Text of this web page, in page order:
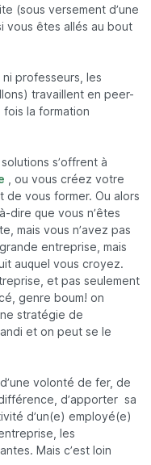
(sous versement d’une
vous êtes allés au bout
ni professeurs, les
) travaillent en peer-
fois la formation
s’offrent à
, ou vous créez votre
de vous former. Ou alors
dire que vous n’êtes
mais vous n’avez pas
entreprise, mais
auquel vous croyez.
et pas seulement
genre boum! on
stratégie de
et on peut se le
volonté de fer, de
d’apporter sa
d’un(e) employé(e)
les
Mais c’est loin